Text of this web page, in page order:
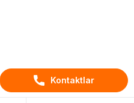
Kontaktlar